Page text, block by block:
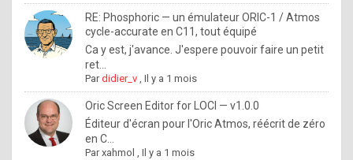
.
I
f
y
o
u
w
RE: Phosphoric — un émulateur ORIC-1 / Atmos
cycle-accurate en C11, tout équipé
Ca y est, j'avance. J'espere pouvoir faire un petit
ret...
Pardidier_v ,Il y a 1 mois
Oric Screen Editor for LOCI — v1.0.0
Éditeur d'écran pour l'Oric Atmos, réécrit de zéro
en C...
Parxahmol ,Il y a 1 mois